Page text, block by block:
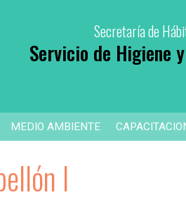
Secretaría de
Servicio de Higiene
MEDIO AMBIENTE
I